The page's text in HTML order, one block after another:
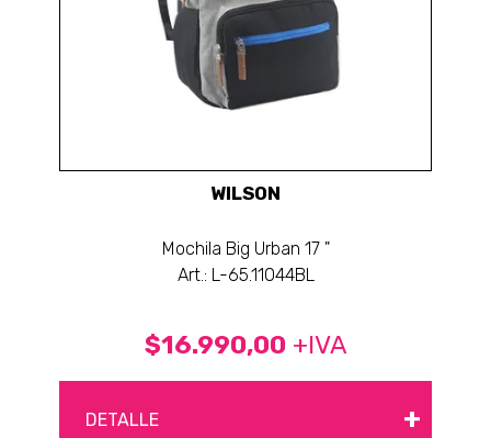
WILSON
Mochila Big Urban 17 "
Art.: L-65.11044BL
$16.990,00 +IVA
DETALLE +